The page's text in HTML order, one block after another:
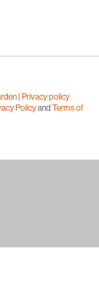
| Privacy policy
Policyand Terms of